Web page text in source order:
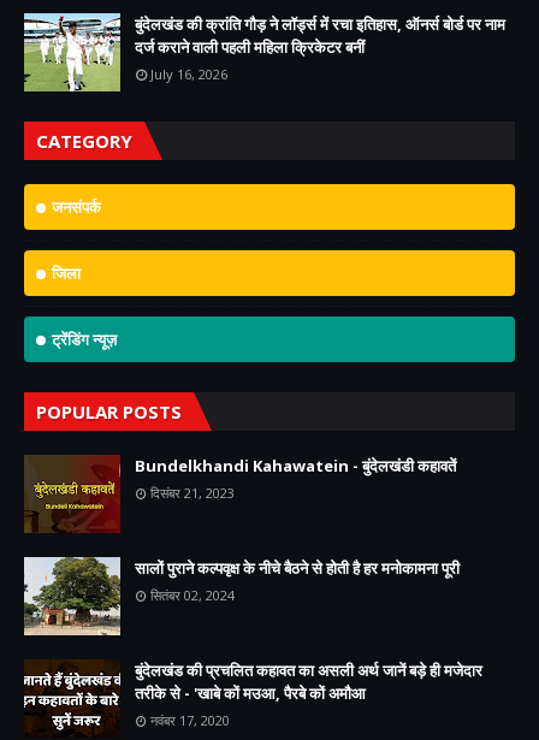
बुंदेलखंड की क्रांति गौड़ ने लॉर्ड्स में रचा इतिहास, ऑनर्स बोर्ड पर नाम
दर्ज कराने वाली पहली महिला क्रिकेटर बनीं
July 16, 2026
CATEGORY
जनसंपर्क
जिला
ट्रेंडिंग न्यूज़
POPULAR POSTS
Bundelkhandi Kahawatein - बुंदेलखंडी कहावतें
दिसंबर 21, 2023
सालों पुराने कल्पवृक्ष के नीचे बैठने से होती है हर मनोकामना पूरी
सितंबर 02, 2024
बुंदेलखंड की प्रचलित कहावत का असली अर्थ जानें बड़े ही मजेदार
तरीके से - 'खाबे कों मउआ, पैरबे कों अमौआ
नवंबर 17, 2020